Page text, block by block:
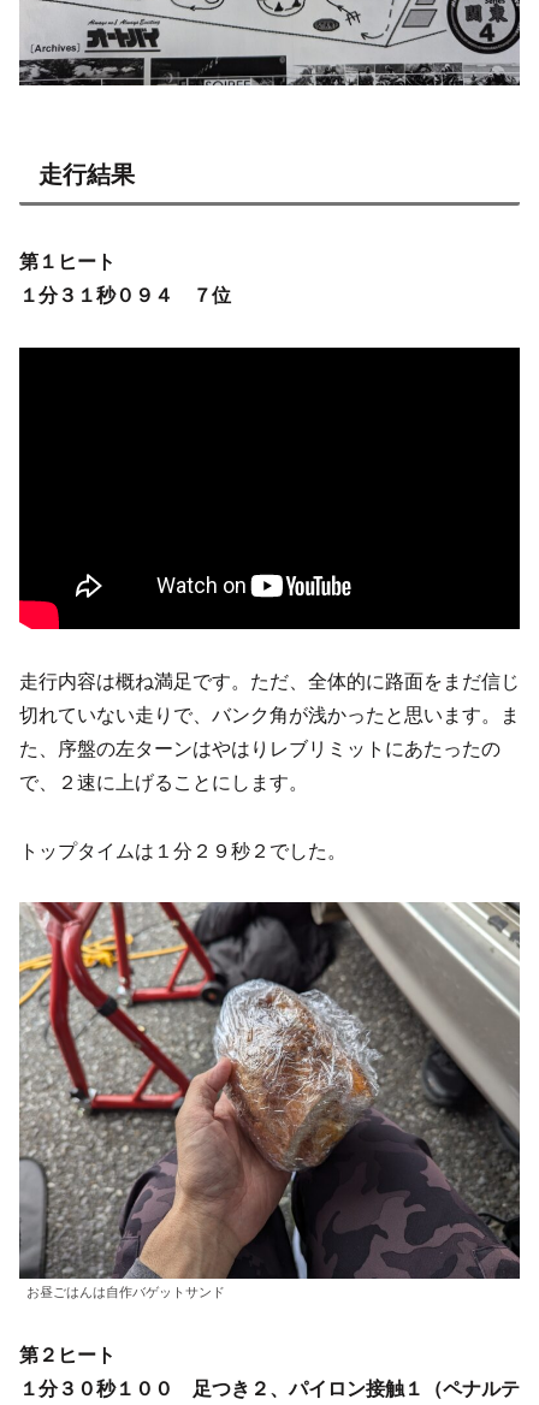
走行結果
第１ヒート
１分３１秒０９４ ７位
走行内容は概ね満足です。ただ、全体的に路面をまだ信じ
切れていない走りで、バンク角が浅かったと思います。ま
た、序盤の左ターンはやはりレブリミットにあたったの
で、２速に上げることにします。
トップタイムは１分２９秒２でした。
お昼ごはんは自作バゲットサンド
第２ヒート
１分３０秒１００ 足つき２、パイロン接触１（ペナルテ